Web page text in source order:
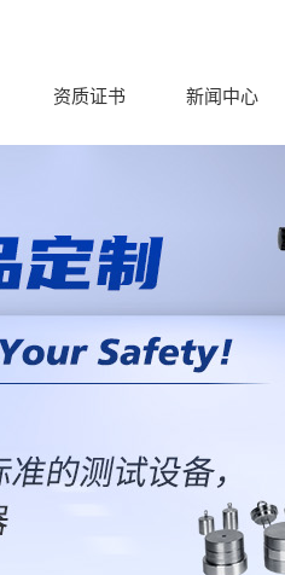
跌
资质证书 新闻中心